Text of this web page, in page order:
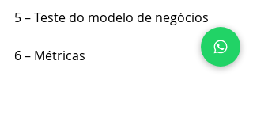
5 – Teste do modelo de negócios
6 – Métricas